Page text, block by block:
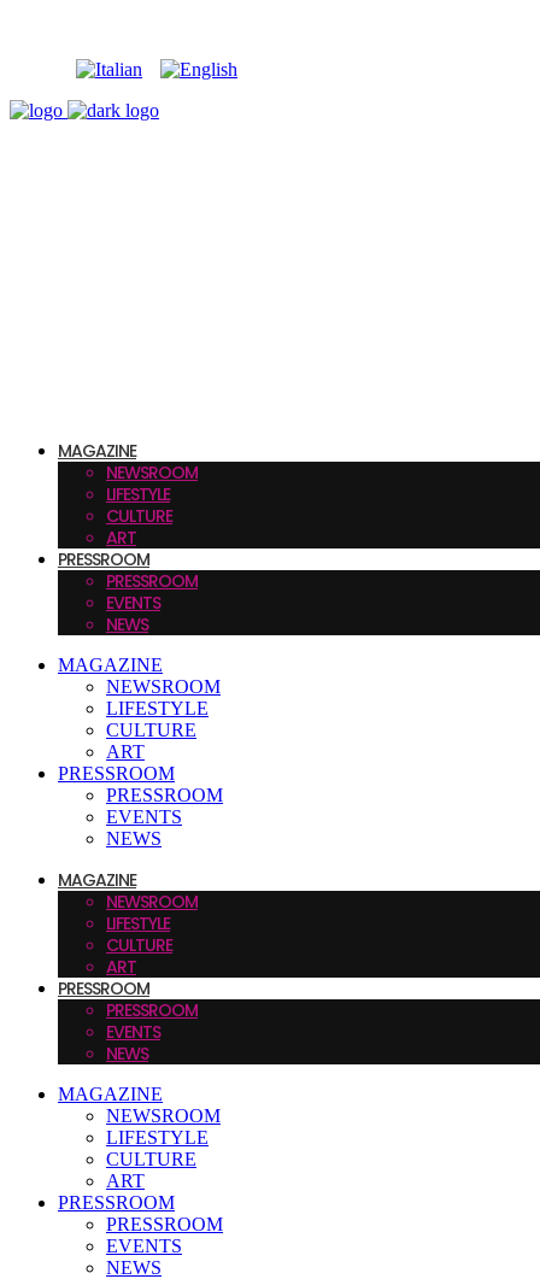
MAGAZINE
NEWSROOM
LIFESTYLE
CULTURE
ART
PRESSROOM
PRESSROOM
EVENTS
NEWS
MAGAZINE
NEWSROOM
LIFESTYLE
CULTURE
ART
PRESSROOM
PRESSROOM
EVENTS
NEWS
MAGAZINE
NEWSROOM
LIFESTYLE
CULTURE
ART
PRESSROOM
PRESSROOM
EVENTS
NEWS
MAGAZINE
NEWSROOM
LIFESTYLE
CULTURE
ART
PRESSROOM
PRESSROOM
EVENTS
NEWS